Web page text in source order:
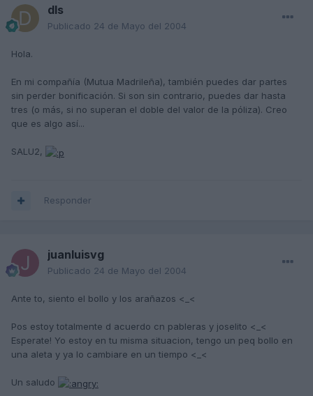
dls
Publicado 24 de Mayo del 2004
Hola.
En mi compañía (Mutua Madrileña), también puedes dar partes
sin perder bonificación. Si son sin contrario, puedes dar hasta
tres (o más, si no superan el doble del valor de la póliza). Creo
que es algo así...
SALU2,
Responder
juanluisvg
Publicado 24 de Mayo del 2004
Ante to, siento el bollo y los arañazos <_<
Pos estoy totalmente d acuerdo cn pableras y joselito <_<
Esperate! Yo estoy en tu misma situacion, tengo un peq bollo en
una aleta y ya lo cambiare en un tiempo <_<
Un saludo